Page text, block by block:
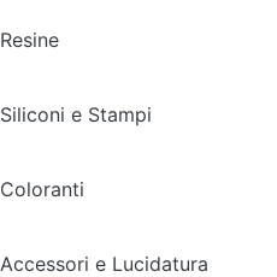
Resine
Siliconi e Stampi
Coloranti
Accessori e Lucidatura